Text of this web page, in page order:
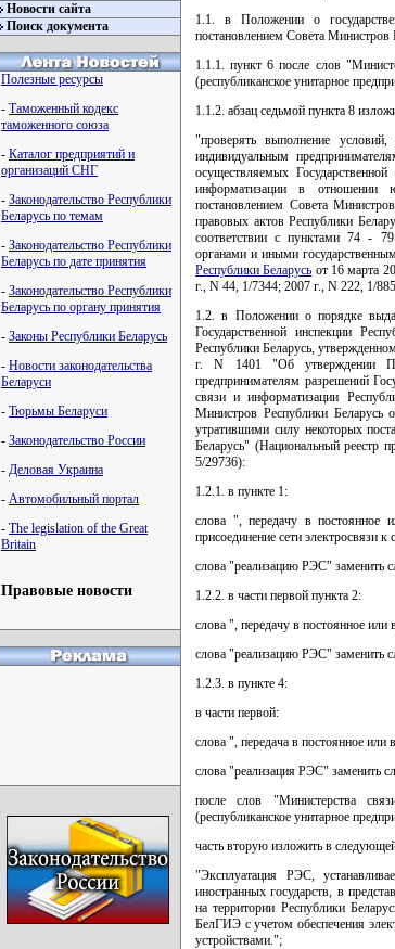
Новости сайта
Поиск документа
Полезные ресурсы
- Таможенный кодекс
таможенного союза
- Каталог предприятий и
организаций СНГ
- Законодательство Республики
Беларусь по темам
- Законодательство Республики
Беларусь по дате принятия
- Законодательство Республики
Беларусь по органу принятия
- Законы Республики Беларусь
- Новости законодательства
Беларуси
- Тюрьмы Беларуси
- Законодательство России
- Деловая Украина
- Автомобильный портал
- The legislation of the Great
Britain
Правовые новости
1.1. в Положении о
постановлением Совета Министров
1.1.1. пункт 6 после слов
(республиканское унитарное
1.1.2. абзац седьмой пункта 8
"проверять выполнение
индивидуальным
осуществляемых
информатизации в отношении
постановлением Совета
правовых актов Республики
соответствии с пунктами 74 - 79
органами и иными
Республики Беларусь от 16 марта
г., N 44, 1/7344; 2007 г., N 222, 1/
1.2. в Положении о порядке
Государственной инспекции
Республики Беларусь,
г. N 1401 "Об утверждении
предпринимателям разрешений
связи и информатизации
Министров Республики
утратившими силу некоторых
Беларусь" (Национальный реестр
5/29736):
1.2.1. в пункте 1:
слова ", передачу в постоянное
присоединение сети электросвязи
слова "реализацию РЭС" заменить
1.2.2. в части первой пункта 2:
слова ", передачу в постоянное
слова "реализацию РЭС" заменить
1.2.3. в пункте 4:
в части первой:
слова ", передача в постоянное
слова "реализация РЭС" заменить
после слов "Министерства
(республиканское унитарное
часть вторую изложить в
"Эксплуатация РЭС,
иностранных государств, в
на территории Республики
БелГИЭ с учетом обеспечения
устройствами.";